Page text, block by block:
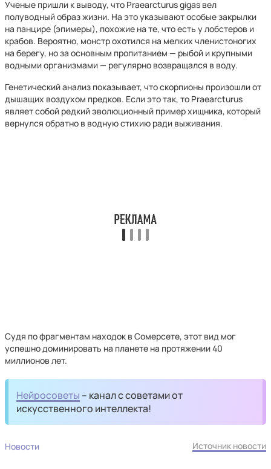
Ученые пришли к выводу, что Praearcturus gigas вел
полуводный образ жизни. На это указывают особые закрылки
на панцире (эпимеры), похожие на те, что есть у лобстеров и
крабов. Вероятно, монстр охотился на мелких членистоногих
на берегу, но за основным пропитанием — рыбой и крупными
водными организмами — регулярно возвращался в воду.
Генетический анализ показывает, что скорпионы произошли от
дышащих воздухом предков. Если это так, то Praearcturus
являет собой редкий эволюционный пример хищника, который
вернулся обратно в водную стихию ради выживания.
Судя по фрагментам находок в Сомерсете, этот вид мог
успешно доминировать на планете на протяжении 40
миллионов лет.
Нейросоветы – канал с советами от
искусственного интеллекта!
Новости Источник новости